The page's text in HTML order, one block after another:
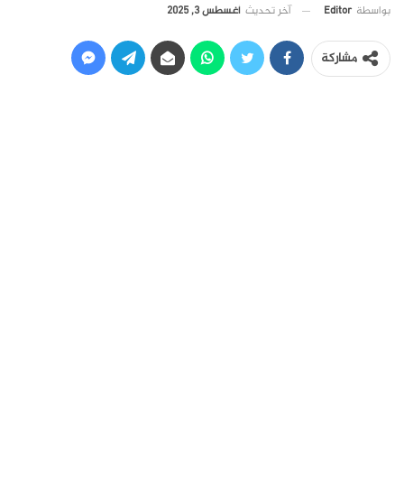
بواسطة Editor آخر تحديث أغسطس 3, 2025
مشاركة